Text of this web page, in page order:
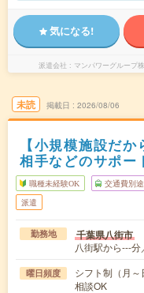
気になる!
派遣会社 マンパワーグループ
未読 掲載日 2026/08/06
【小規模施設だ
相手などのサポー
職種未経験OK 交通費別
派遣
勤務地 千葉県八街市
八街駅から---
曜日頻度
シフト制（月
相談OK